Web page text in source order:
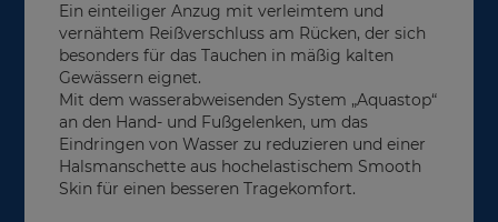
Ein einteiliger Anzug mit verleimtem und
vernähtem Reißverschluss am Rücken, der sich
besonders für das Tauchen in mäßig kalten
Gewässern eignet.
Mit dem wasserabweisenden System „Aquastop“
an den Hand- und Fußgelenken, um das
Eindringen von Wasser zu reduzieren und einer
Halsmanschette aus hochelastischem Smooth
Skin für einen besseren Tragekomfort.